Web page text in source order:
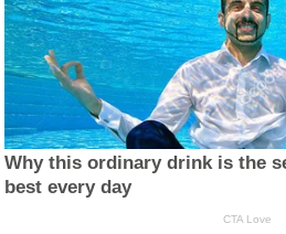
Why this ordinary drink is the
best every day
CTA Love